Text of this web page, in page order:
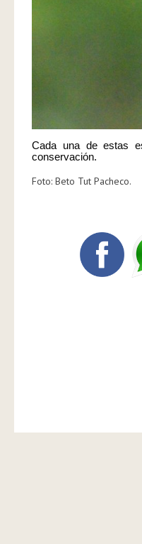
Cada una de estas
conservación.
Foto: Beto Tut Pacheco.